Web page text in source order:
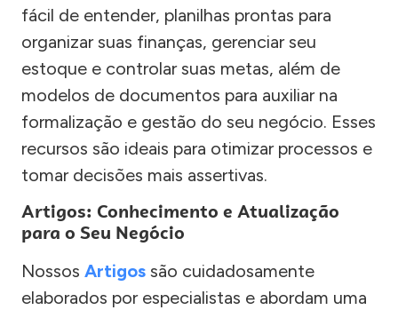
fácil de entender, planilhas prontas para
organizar suas finanças, gerenciar seu
estoque e controlar suas metas, além de
modelos de documentos para auxiliar na
formalização e gestão do seu negócio. Esses
recursos são ideais para otimizar processos e
tomar decisões mais assertivas.
Artigos: Conhecimento e Atualização
para o Seu Negócio
Nossos Artigos são cuidadosamente
elaborados por especialistas e abordam uma